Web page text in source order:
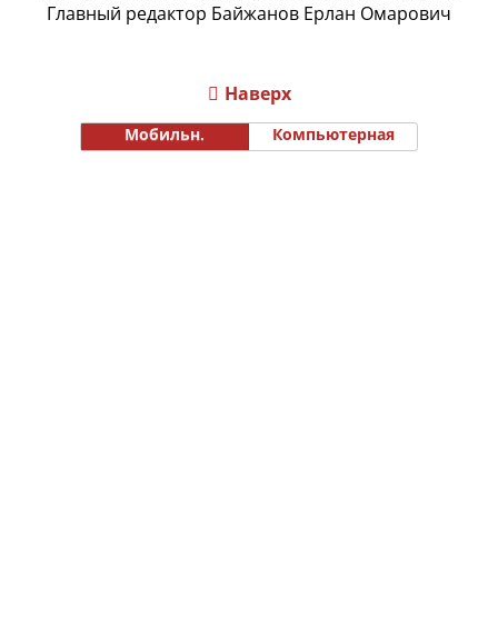
Главный редактор Байжанов Ерлан Омарович
Наверх
Мобильн. Компьютерная